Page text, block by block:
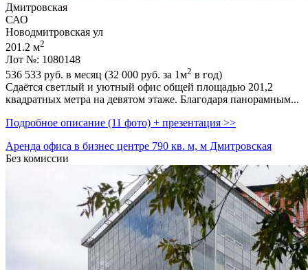
Дмитровская
САО
Новодмитровская ул
201.2 м2
Лот №: 1080148
536 533 руб. в месяц (32 000 руб. за 1м2 в год)
Сдаётся светлый и уютный офис общей площадью 201,­2
квадратных метра на девятом этаже. Благодаря панорамным...
Подробное описание (11 фото) + презентация >>
Аренда офиса в бизнес центре 790 кв. м, м Дмитровская
Без комиссии